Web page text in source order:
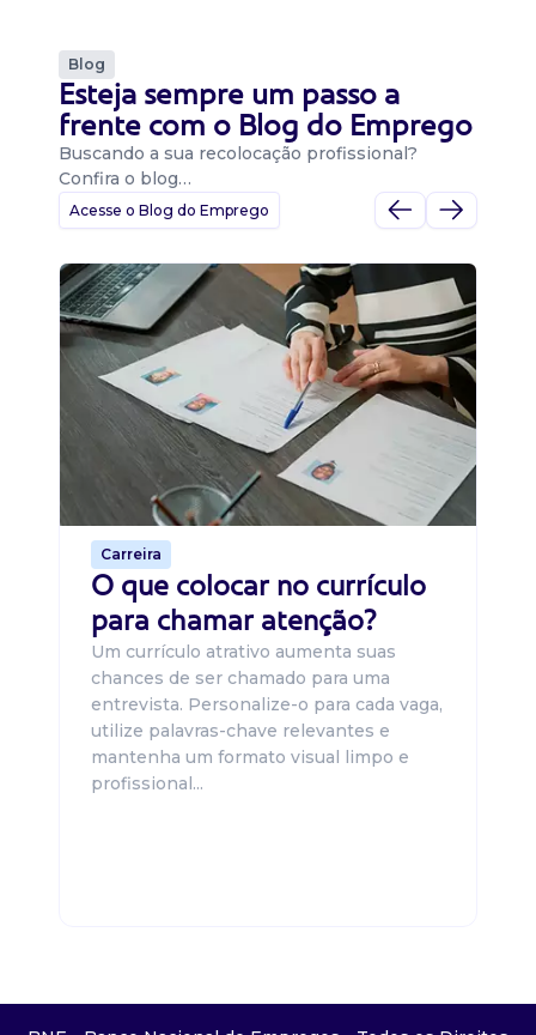
Blog
Esteja sempre um passo a
frente com o Blog do Emprego
Buscando a sua recolocação profissional?
Confira o blog…
Acesse o Blog do Emprego
Carreira
O que colocar no currículo
para chamar atenção?
Um currículo atrativo aumenta suas
chances de ser chamado para uma
entrevista. Personalize-o para cada vaga,
utilize palavras-chave relevantes e
mantenha um formato visual limpo e
profissional...